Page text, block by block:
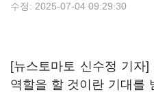
수정: 2025-07-04 09:29:30
[뉴스토마토 신수정 기자]
역할을 할 것이란 기대를